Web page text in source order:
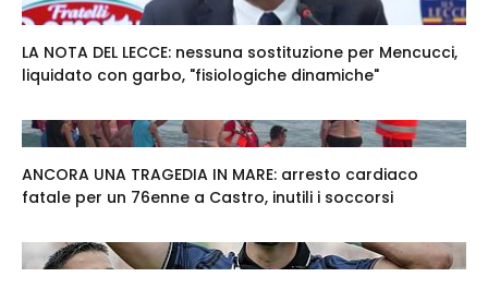
LA NOTA DEL LECCE: nessuna sostituzione per Mencucci,
liquidato con garbo, "fisiologiche dinamiche"
ANCORA UNA TRAGEDIA IN MARE: arresto cardiaco
fatale per un 76enne a Castro, inutili i soccorsi